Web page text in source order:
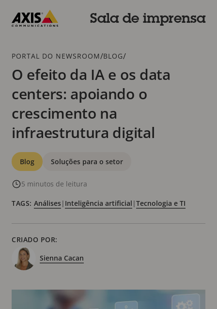
para
conteúdo
Sala de imprensa
Breadcrumb
PORTAL DO NEWSROOM/BLOG/
O efeito da IA e os data
centers: apoiando o
crescimento na
infraestrutura digital
Categorias
Blog Soluções para o setor
5 minutos de leitura
TAGS: Análises| Inteligência artificial |Tecnologia e TI
CRIADO POR:
Sienna Cacan